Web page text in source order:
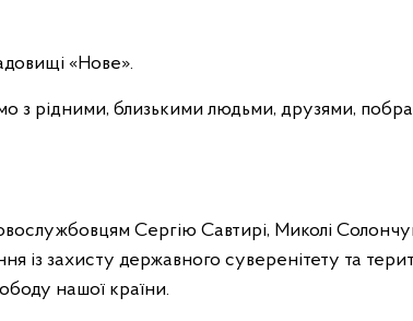
«Нове».
з рідними, близькими людьми, друзями,
Сергію Савтирі, Миколі
із захисту державного суверенітету та
нашої країни.